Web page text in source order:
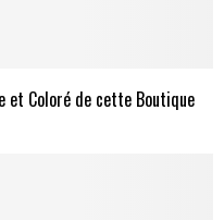
et Coloré de cette Boutique